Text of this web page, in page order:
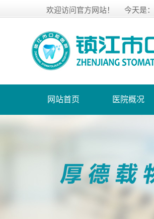
欢迎访问官方网站！ 今天是：
网站首页 医院概况